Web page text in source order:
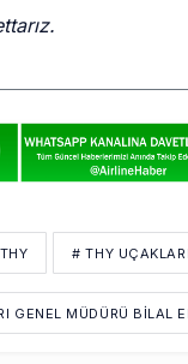
# THY UÇAKLARI
GENEL MÜDÜRÜ BILAL